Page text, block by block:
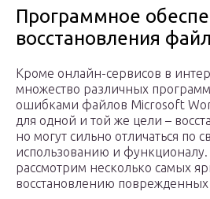
Программное
восстановления
Кроме онлайн-сервисов в
множество различных
ошибками файлов Microsoft
для одной и той же цели –
но могут сильно отличаться по
использованию и
рассмотрим несколько самых
восстановлению